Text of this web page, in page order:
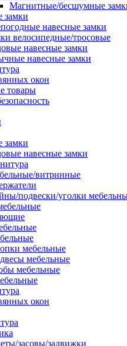
Магнитные/бесшумные
замки
навесные замки
велосипедные/тросовые
навесные замки
навесные замки
окон
товары
замки
навесные замки
витринные
подвески/уголки
мебельные
мебельные
мебельные
окон
засовы/задвижки